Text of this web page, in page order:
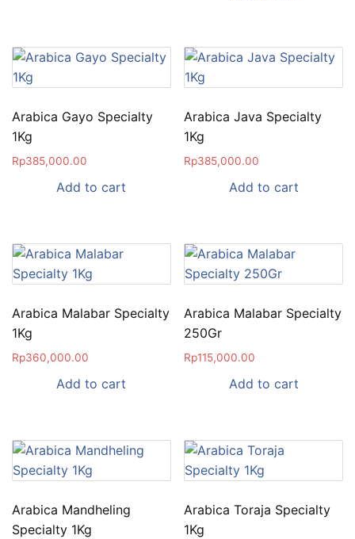
Arabica Gayo Specialty
1Kg
Rp385,000.00
Add to cart
Arabica Java Specialty
1Kg
Rp385,000.00
Add to cart
Arabica Malabar Specialty
1Kg
Rp360,000.00
Add to cart
Arabica Malabar Specialty
250Gr
Rp115,000.00
Add to cart
Arabica Mandheling
Specialty 1Kg
Arabica Toraja Specialty
1Kg